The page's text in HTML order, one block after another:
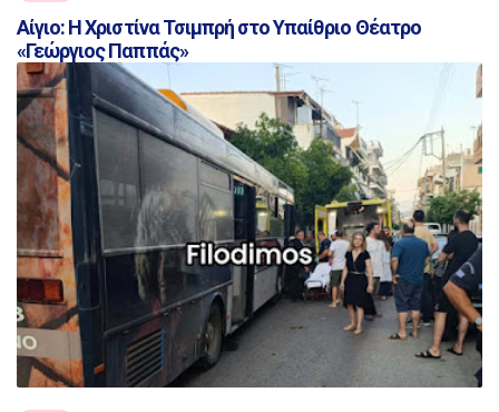
Αίγιο: Η Χριστίνα Τσιμπρή στο Υπαίθριο Θέατρο
«Γεώργιος Παππάς»